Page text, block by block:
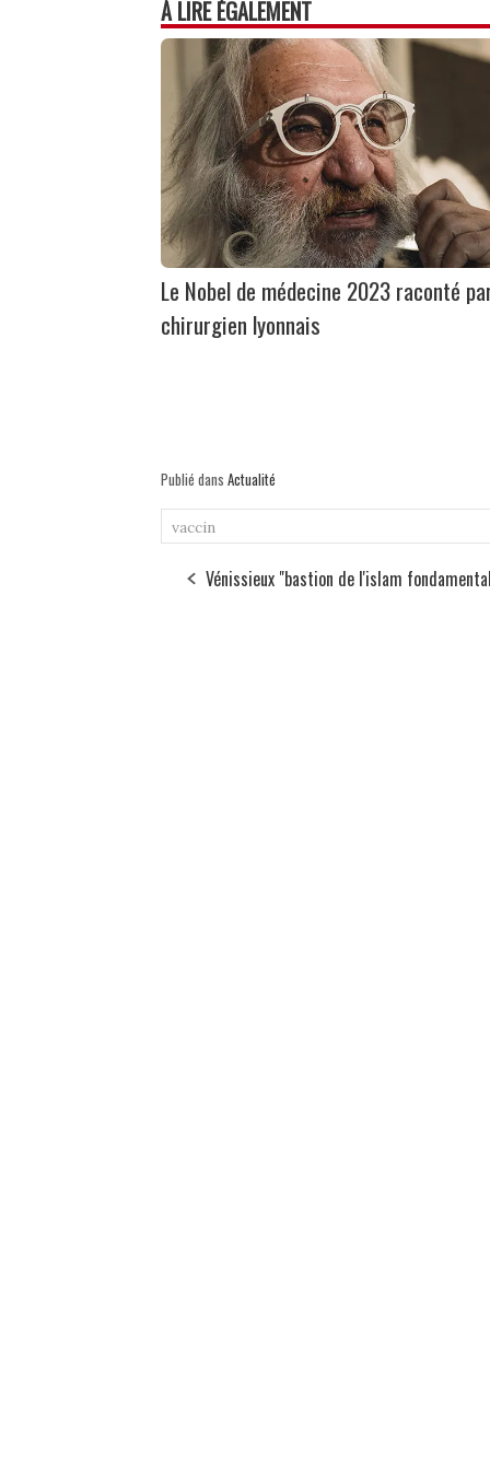
À LIRE ÉGALEMENT
Le Nobel de médecine 2023 raconté
chirurgien lyonnais
Publié dans Actualité
vaccin
Vénissieux "bastion de l'islam